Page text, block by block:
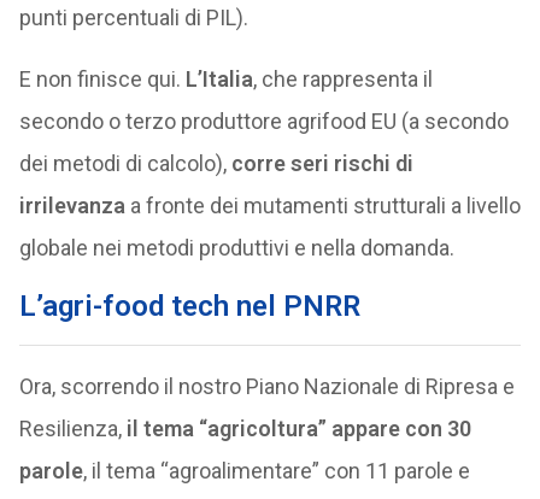
punti percentuali di PIL).
E non finisce qui. L’Italia, che rappresenta il
secondo o terzo produttore agrifood EU (a secondo
dei metodi di calcolo), corre seri rischi di
irrilevanza a fronte dei mutamenti strutturali a livello
globale nei metodi produttivi e nella domanda.
L’agri-food tech nel PNRR
Ora, scorrendo il nostro Piano Nazionale di Ripresa e
Resilienza, il tema “agricoltura” appare con 30
parole, il tema “agroalimentare” con 11 parole e